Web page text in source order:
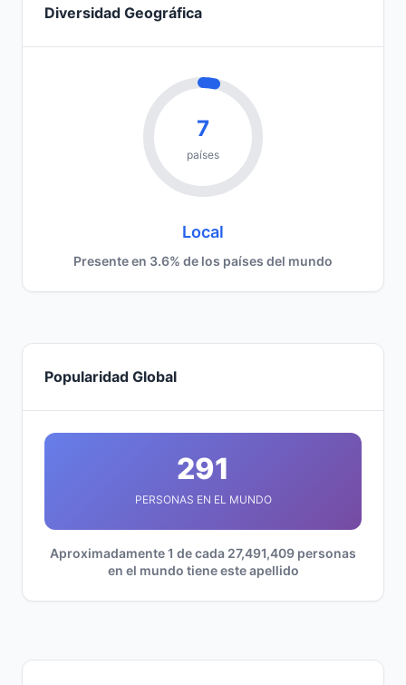
Diversidad Geográfica
7
países
Local
Presente en 3.6% de los países del mundo
Popularidad Global
291
PERSONAS EN EL MUNDO
Aproximadamente 1 de cada 27,491,409 personas
en el mundo tiene este apellido